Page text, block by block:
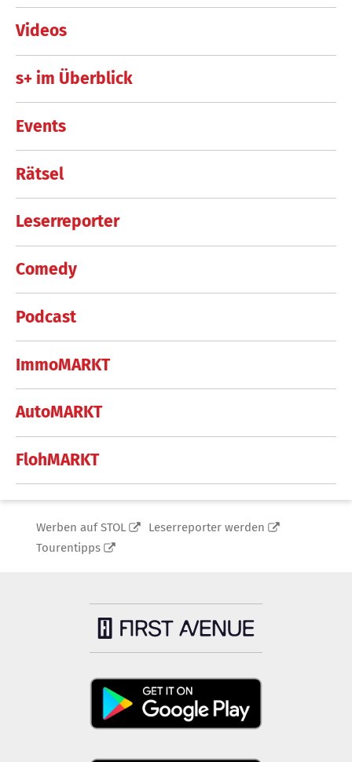
Videos
s+ im Überblick
Events
Rätsel
Leserreporter
Comedy
Podcast
ImmoMARKT
AutoMARKT
FlohMARKT
Werben auf STOL
Leserreporter werden
Tourentipps